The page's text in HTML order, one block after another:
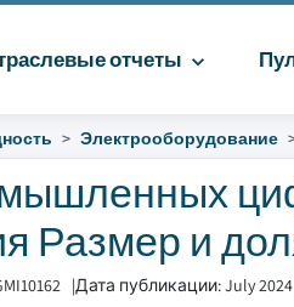
отчеты
Электрооборудование
Размер и
|Дата публикации: July 2024